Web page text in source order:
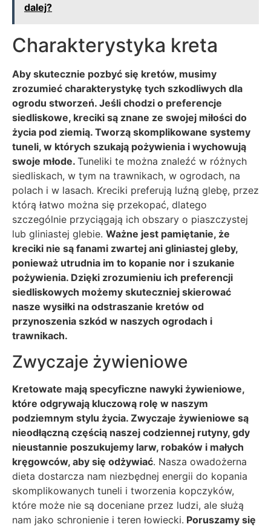
dalej?
Charakterystyka kreta
Aby skutecznie pozbyć się kretów, musimy
zrozumieć charakterystykę tych szkodliwych dla
ogrodu stworzeń. Jeśli chodzi o preferencje
siedliskowe, kreciki są znane ze swojej miłości do
życia pod ziemią. Tworzą skomplikowane systemy
tuneli, w których szukają pożywienia i wychowują
swoje młode. Tuneliki te można znaleźć w różnych
siedliskach, w tym na trawnikach, w ogrodach, na
polach i w lasach. Kreciki preferują luźną glebę, przez
którą łatwo można się przekopać, dlatego
szczególnie przyciągają ich obszary o piaszczystej
lub gliniastej glebie. Ważne jest pamiętanie, że
kreciki nie są fanami zwartej ani gliniastej gleby,
ponieważ utrudnia im to kopanie nor i szukanie
pożywienia. Dzięki zrozumieniu ich preferencji
siedliskowych możemy skuteczniej skierować
nasze wysiłki na odstraszanie kretów od
przynoszenia szkód w naszych ogrodach i
trawnikach.
Zwyczaje żywieniowe
Kretowate mają specyficzne nawyki żywieniowe,
które odgrywają kluczową rolę w naszym
podziemnym stylu życia. Zwyczaje żywieniowe są
nieodłączną częścią naszej codziennej rutyny, gdy
nieustannie poszukujemy larw, robaków i małych
kręgowców, aby się odżywiać. Nasza owadożerna
dieta dostarcza nam niezbędnej energii do kopania
skomplikowanych tuneli i tworzenia kopczyków,
które może nie są doceniane przez ludzi, ale służą
nam jako schronienie i teren łowiecki. Poruszamy się